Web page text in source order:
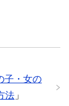
子・女の
法 」